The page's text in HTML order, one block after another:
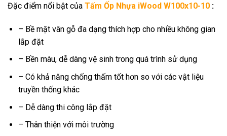
Đặc điểm nổi bật của Tấm Ốp Nhựa iWood W100x10-10 :
– Bề mặt vân gỗ đa dạng thích hợp cho nhiều không gian
lắp đặt
– Bền màu, dễ dàng vệ sinh trong quá trình sử dụng
– Có khả năng chống thấm tốt hơn so với các vật liệu
truyền thống khác
– Dễ dàng thi công lắp đặt
– Thân thiện với môi trường